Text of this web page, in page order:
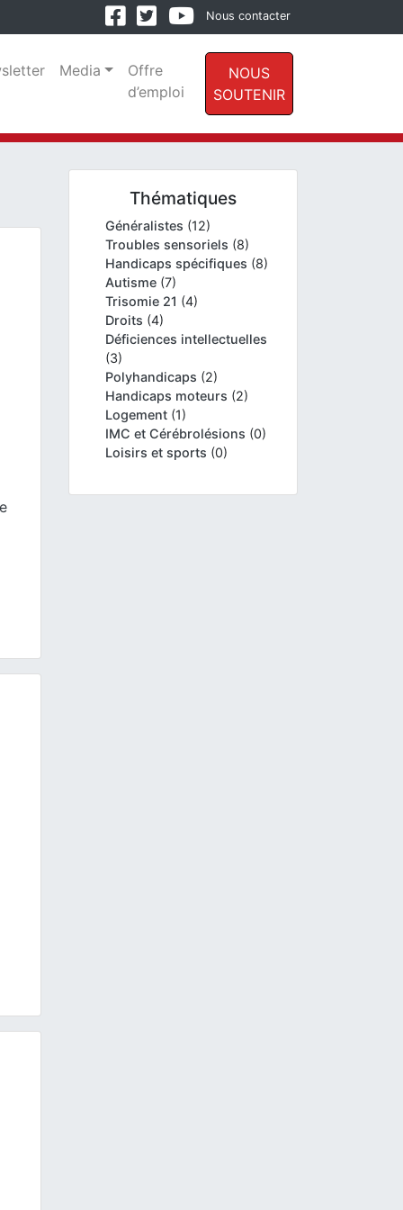
Nous contacter
Media
Offre
d’emploi
NOUS
SOUTENIR
Thématiques
Généralistes (12)
Troubles sensoriels (8)
Handicaps spécifiques (8)
Autisme (7)
Trisomie 21 (4)
Droits (4)
Déficiences intellectuelles
(3)
Polyhandicaps (2)
Handicaps moteurs (2)
Logement (1)
IMC et Cérébrolésions (0)
Loisirs et sports (0)